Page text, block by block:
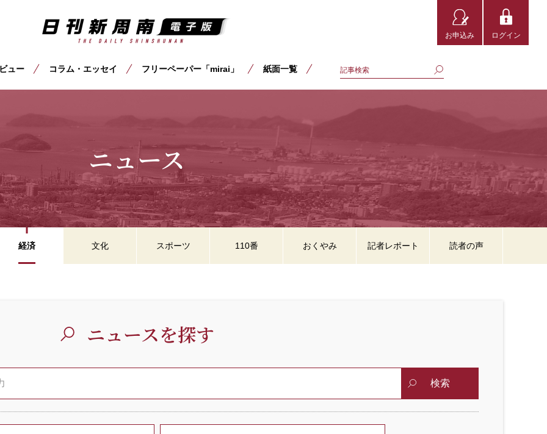
お申込み ログイン
ュー コラム・エッセイ フリーペーパー「mirai」 紙面一覧
ニュース
ニュースを探す
検索
経済 文化 スポーツ 110番 おくやみ 記者レポート 読者の声